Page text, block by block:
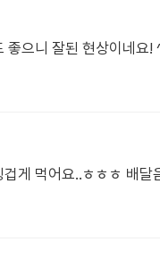
좋으니 잘된 현상이네
게 먹어요..ㅎㅎㅎ 배달